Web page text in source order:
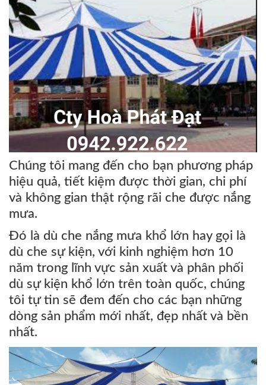
Chúng tôi mang đến cho bạn phương pháp
hiệu quả, tiết kiệm được thời gian, chi phí
và không gian thật rộng rãi che được nắng
mưa.
Đó là dù che nắng mưa khổ lớn hay gọi là
dù che sự kiện, với kinh nghiệm hơn 10
năm trong lĩnh vực sản xuất và phân phối
dù sự kiện khổ lớn trên toàn quốc, chúng
tôi tự tin sẽ đem đến cho các bạn những
dòng sản phẩm mới nhất, đẹp nhất và bền
nhất.